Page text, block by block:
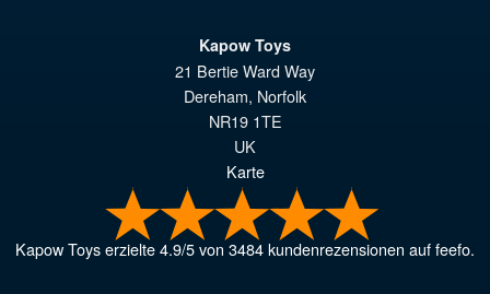
Kapow Toys
21 Bertie Ward Way
Dereham, Norfolk
NR19 1TE
UK
Karte
Kapow Toyserzielte4.9/5von 3484kundenrezensionen auf feefo.